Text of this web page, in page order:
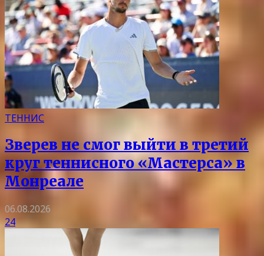
ТЕННИС
Зверев не смог выйти в третий
круг теннисного «Мастерса» в
Монреале
06.08.2026
24